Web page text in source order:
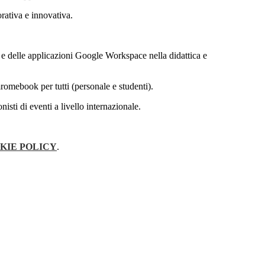
e innovativa.
delle applicazioni Google Workspace nella didattica e
per tutti (personale e studenti).
di eventi a livello internazionale.
POLICY.